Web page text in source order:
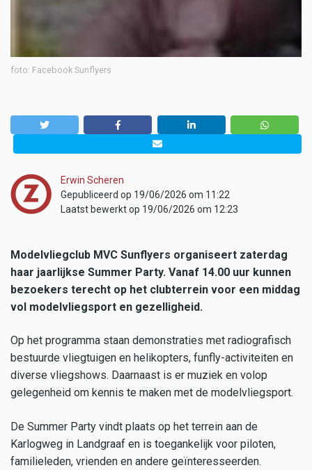
foto: Facebook Sunflyers
Erwin Scheren
Gepubliceerd op 19/06/2026 om 11:22
Laatst bewerkt op 19/06/2026 om 12:23
Modelvliegclub MVC Sunflyers organiseert zaterdag
haar jaarlijkse Summer Party. Vanaf 14.00 uur kunnen
bezoekers terecht op het clubterrein voor een middag
vol modelvliegsport en gezelligheid.
Op het programma staan demonstraties met radiografisch
bestuurde vliegtuigen en helikopters, funfly-activiteiten en
diverse vliegshows. Daarnaast is er muziek en volop
gelegenheid om kennis te maken met de modelvliegsport.
De Summer Party vindt plaats op het terrein aan de
Karlogweg in Landgraaf en is toegankelijk voor piloten,
familieleden, vrienden en andere geïnteresseerden.